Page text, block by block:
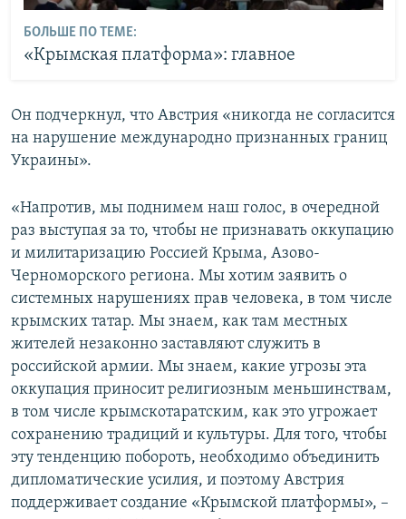
БОЛЬШЕ ПО ТЕМЕ:
«Крымская платформа»: главное
Он подчеркнул, что Австрия «никогда не согласится
на нарушение международно признанных границ
Украины».
«Напротив, мы поднимем наш голос, в очередной
раз выступая за то, чтобы не признавать оккупацию
и милитаризацию Россией Крыма, Азово-
Черноморского региона. Мы хотим заявить о
системных нарушениях прав человека, в том числе
крымских татар. Мы знаем, как там местных
жителей незаконно заставляют служить в
российской армии. Мы знаем, какие угрозы эта
оккупация приносит религиозным меньшинствам,
в том числе крымскотаратским, как это угрожает
сохранению традиций и культуры. Для того, чтобы
эту тенденцию побороть, необходимо объединить
дипломатические усилия, и поэтому Австрия
поддерживает создание «Крымской платформы», –